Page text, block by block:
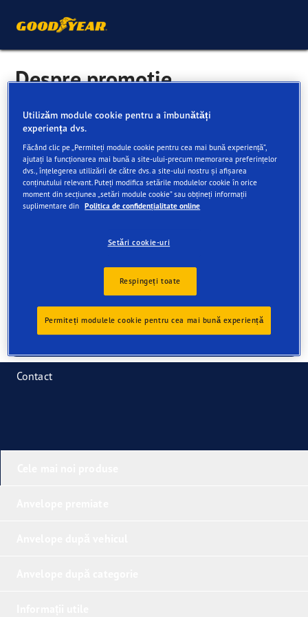
Despre promoție
Descoperă o varietate de oferte exclusive, online și în
magazin. Această pagină servește drept resursă de bază
pentru a fi la curent cu cele mai noi oferte, toate listate
convenabil pentru acces și participare.
We couldn't find your tyre size in our
Please check the tyre size you entered and modify your
request if it was incorrect.
Can we help you in anyway?
Contact
Utilizăm module cookie pentru a îmbunătăți
experiența dvs.
Făcând clic pe „Permiteți module cookie pentru cea mai bună experiență”,
ajutați la funcționarea mai bună a site-ului-precum memorarea preferințelor
dvs., înțelegerea utilizării de către dvs. a site-ului nostru și afișarea
conținutului relevant. Puteți modifica setările modulelor cookie în orice
moment din secțiunea „setări module cookie” sau obțineți informații
suplimentare din Politica de confidențialitate online
Setări cookie-uri
Respingeți toate
Permiteți modulele cookie pentru cea mai bună experiență